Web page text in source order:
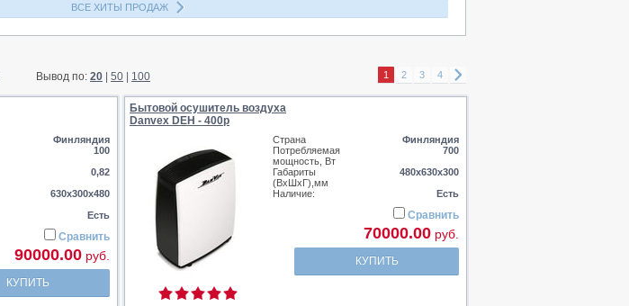
ВСЕ ХИТЫ ПРОДАЖ
Вывод по: 20 50 100 1 2 3 4
Финляндия
100
0,82
630x300x480
Есть
Сравнить
90000.00 руб.
КУПИТЬ
Бытовой осушитель воздуха
Danvex DEH - 400p
Страна
Финляндия
Потребляемая
мощность, Вт
700
Габариты
(ВхШхГ),мм
480х630х300
Наличие:
Есть
Сравнить
70000.00 руб.
КУПИТЬ